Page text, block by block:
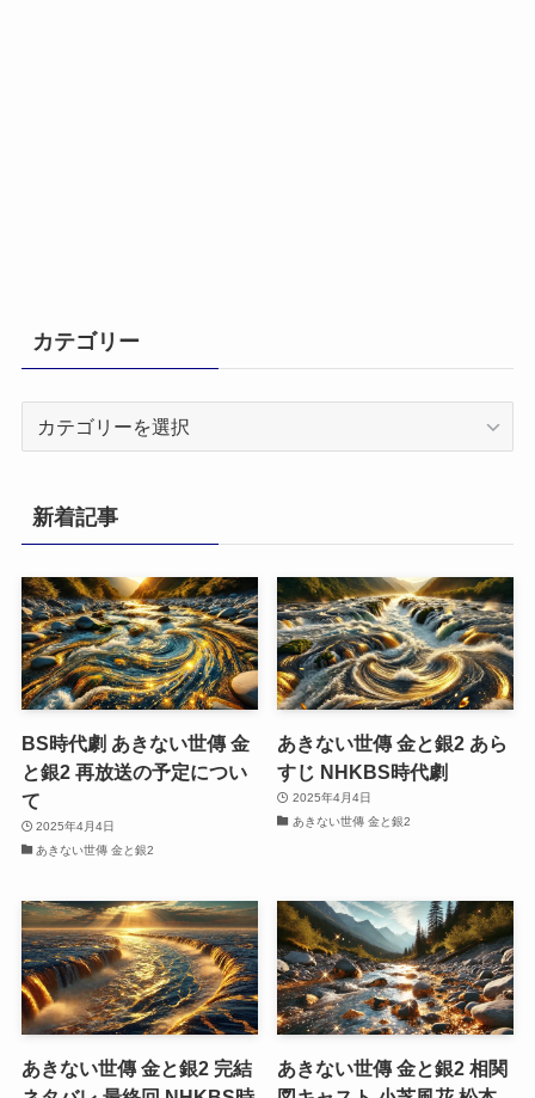
カテゴリー
リ
ー
新着記事
BS時代劇 あきない世傳 金
と銀2 再放送の予定につい
て
2025年4月4日
あきない世傳 金と銀2
あきない世傳 金と銀2 あら
すじ NHKBS時代劇
2025年4月4日
あきない世傳 金と銀2
あきない世傳 金と銀2 完結
あきない世傳 金と銀2 相関